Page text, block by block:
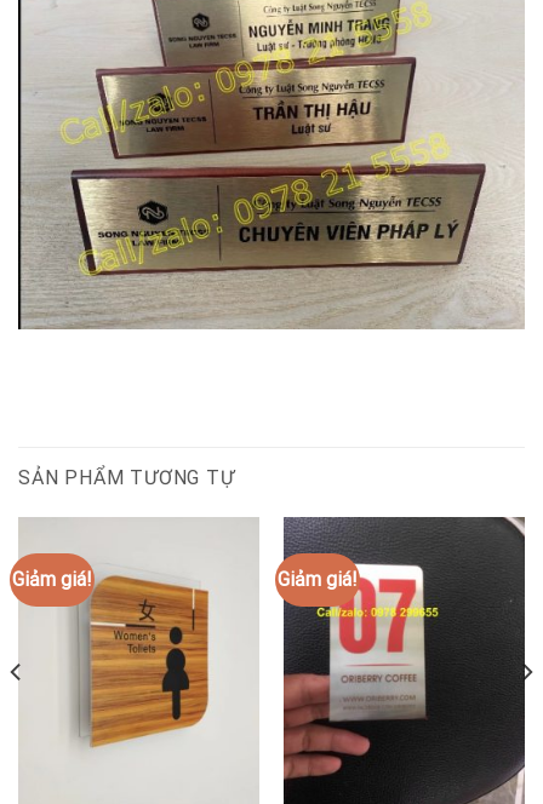
SẢN PHẨM TƯƠNG TỰ
Giảm giá! Giảm giá!